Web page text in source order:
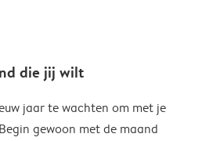
die jij wilt
jaar te wachten om met je
gewoon met de maand